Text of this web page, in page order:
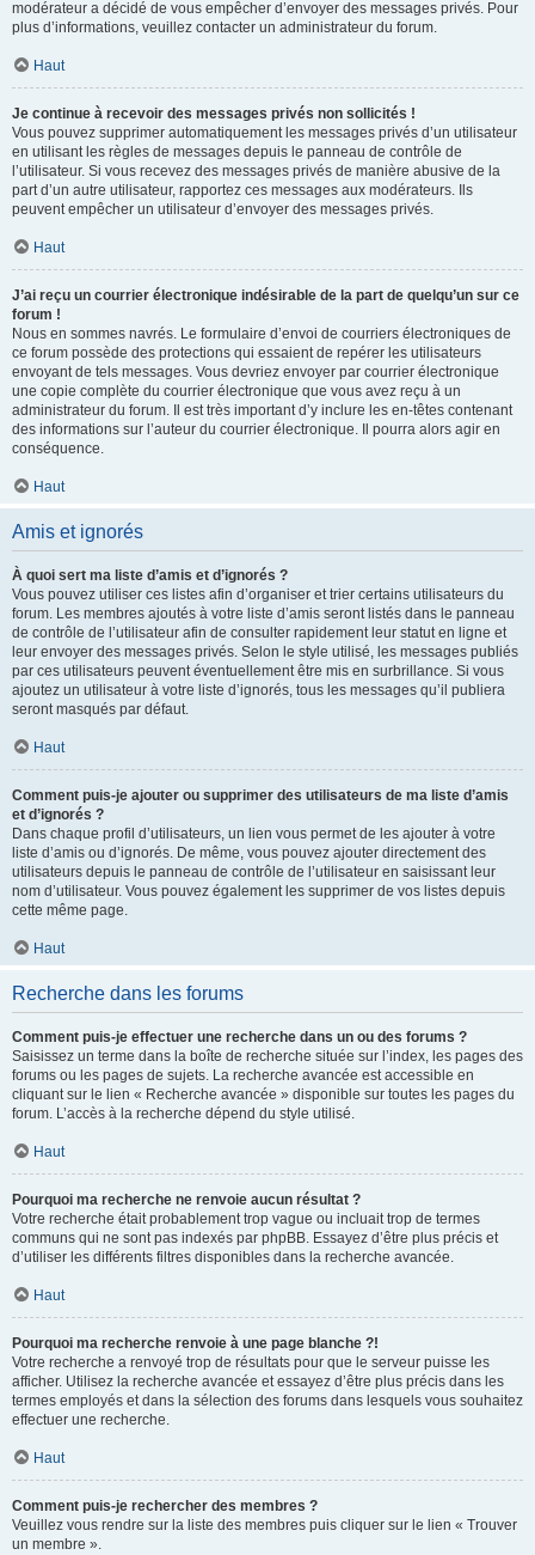
modérateur a décidé de vous empêcher d’envoyer des messages privés. Pour
plus d’informations, veuillez contacter un administrateur du forum.
Haut
Je continue à recevoir des messages privés non sollicités !
Vous pouvez supprimer automatiquement les messages privés d’un utilisateur
en utilisant les règles de messages depuis le panneau de contrôle de
l’utilisateur. Si vous recevez des messages privés de manière abusive de la
part d’un autre utilisateur, rapportez ces messages aux modérateurs. Ils
peuvent empêcher un utilisateur d’envoyer des messages privés.
Haut
J’ai reçu un courrier électronique indésirable de la part de quelqu’un sur ce
forum !
Nous en sommes navrés. Le formulaire d’envoi de courriers électroniques de
ce forum possède des protections qui essaient de repérer les utilisateurs
envoyant de tels messages. Vous devriez envoyer par courrier électronique
une copie complète du courrier électronique que vous avez reçu à un
administrateur du forum. Il est très important d’y inclure les en-têtes contenant
des informations sur l’auteur du courrier électronique. Il pourra alors agir en
conséquence.
Haut
Amis et ignorés
À quoi sert ma liste d’amis et d’ignorés ?
Vous pouvez utiliser ces listes afin d’organiser et trier certains utilisateurs du
forum. Les membres ajoutés à votre liste d’amis seront listés dans le panneau
de contrôle de l’utilisateur afin de consulter rapidement leur statut en ligne et
leur envoyer des messages privés. Selon le style utilisé, les messages publiés
par ces utilisateurs peuvent éventuellement être mis en surbrillance. Si vous
ajoutez un utilisateur à votre liste d’ignorés, tous les messages qu’il publiera
seront masqués par défaut.
Haut
Comment puis-je ajouter ou supprimer des utilisateurs de ma liste d’amis
et d’ignorés ?
Dans chaque profil d’utilisateurs, un lien vous permet de les ajouter à votre
liste d’amis ou d’ignorés. De même, vous pouvez ajouter directement des
utilisateurs depuis le panneau de contrôle de l’utilisateur en saisissant leur
nom d’utilisateur. Vous pouvez également les supprimer de vos listes depuis
cette même page.
Haut
Recherche dans les forums
Comment puis-je effectuer une recherche dans un ou des forums ?
Saisissez un terme dans la boîte de recherche située sur l’index, les pages des
forums ou les pages de sujets. La recherche avancée est accessible en
cliquant sur le lien « Recherche avancée » disponible sur toutes les pages du
forum. L’accès à la recherche dépend du style utilisé.
Haut
Pourquoi ma recherche ne renvoie aucun résultat ?
Votre recherche était probablement trop vague ou incluait trop de termes
communs qui ne sont pas indexés par phpBB. Essayez d’être plus précis et
d’utiliser les différents filtres disponibles dans la recherche avancée.
Haut
Pourquoi ma recherche renvoie à une page blanche ?!
Votre recherche a renvoyé trop de résultats pour que le serveur puisse les
afficher. Utilisez la recherche avancée et essayez d’être plus précis dans les
termes employés et dans la sélection des forums dans lesquels vous souhaitez
effectuer une recherche.
Haut
Comment puis-je rechercher des membres ?
Veuillez vous rendre sur la liste des membres puis cliquer sur le lien « Trouver
un membre ».